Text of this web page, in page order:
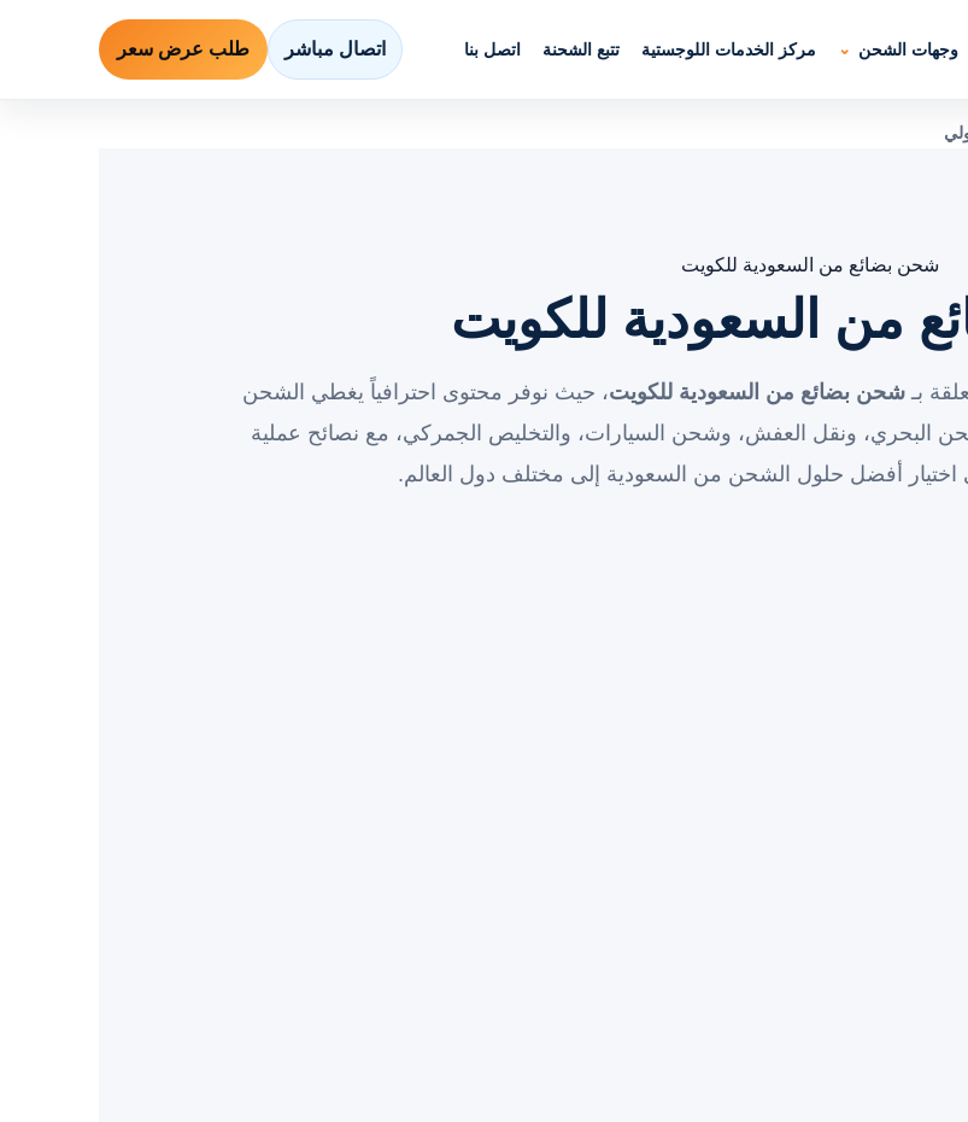
وجهات الشحن مركز الخدمات اللوجستية تتبع الشحنة اتصل بنا اتصال مباشر طلب عرض سعر
شحن بضائع من السعودية للكويت
من السعودية للكويت
بـ شحن بضائع من السعودية للكويت، حيث نوفر محتوى احترافياً يغطي الشحن
البحري، ونقل العفش، وشحن السيارات، والتخليص الجمركي، مع نصائح عملية
اختيار أفضل حلول الشحن من السعودية إلى مختلف دول العالم.